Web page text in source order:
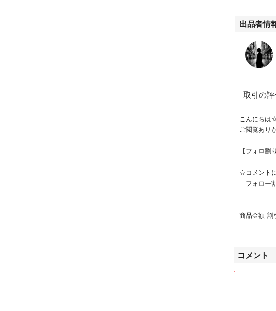
コメントな
お洋服の一
↓↓↓
⚫-18
出品者情
取引の
こんにちは
ご閲覧あり
【フォロ割
☆コメント
フォロー
商品金額 割
6,000～
10,000円
まとめてご
コメント